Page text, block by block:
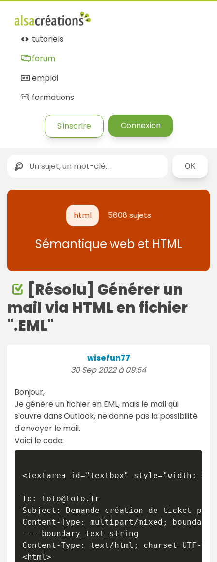
tutoriels
forum
emploi
formations
S'inscrire Connexion
Rechercher
html 5608 sujets
Sémantique web et HTML
[Résolu] Générer un
mail via HTML en fichier
".EML"
wisefun77
30 Sep 2022 à 09:54
Bonjour,
Je génère un fichier en EML, mais le mail qui
s'ouvre dans Outlook, ne donne pas la possibilité
d'envoyer le mail.
Voici le code.
<textarea id="textbox" style="width:
To: toto@toto.fr
Subject: Demande création de ticket pour
Content-Type: multipart/mixed;
----boundary_text_string
Content-Type: text/html; charset=UTF-8
<html>